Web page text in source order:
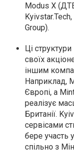
Modus X
Group).
Ці
своїх
іншим
Наприклад,
Європі, а
реалізує
Британії.
сервісами
бере участь
спільно з